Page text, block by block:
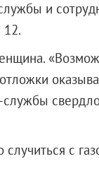
и
с